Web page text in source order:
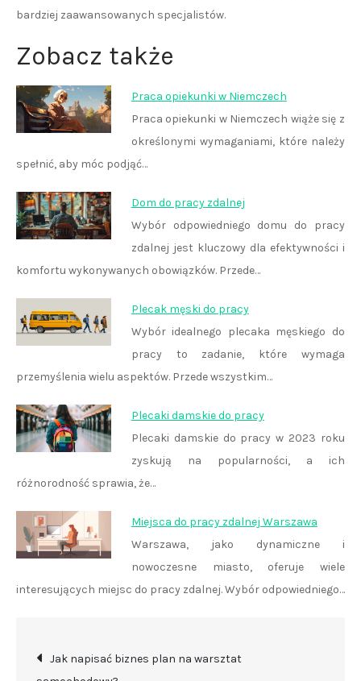
bardziej zaawansowanych specjalistów.
Zobacz także
Praca opiekunki w Niemczech
Praca opiekunki w Niemczech wiąże się z
określonymi wymaganiami, które należy
spełnić, aby móc podjąć…
Dom do pracy zdalnej
Wybór odpowiedniego domu do pracy
zdalnej jest kluczowy dla efektywności i
komfortu wykonywanych obowiązków. Przede…
Plecak męski do pracy
Wybór idealnego plecaka męskiego do
pracy to zadanie, które wymaga
przemyślenia wielu aspektów. Przede wszystkim…
Plecaki damskie do pracy
Plecaki damskie do pracy w 2023 roku
zyskują na popularności, a ich
różnorodność sprawia, że…
Miejsca do pracy zdalnej Warszawa
Warszawa, jako dynamiczne i
nowoczesne miasto, oferuje wiele
interesujących miejsc do pracy zdalnej. Wybór odpowiedniego…
Nawigacja
Jak napisać biznes plan na warsztat